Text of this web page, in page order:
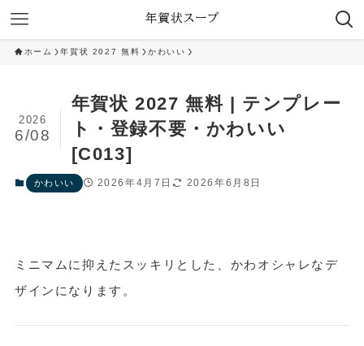
ホーム 年賀状 2027 無料 かわいい
年賀状 2027 無料 | テンプレー
ト・登録不要・かわいい
[C013]
2026
6/08
かわいい 2026年4月7日 2026年6月8日
ミニマムに抑えたスッキリとした、かわオシャレなデ
ザインになります。